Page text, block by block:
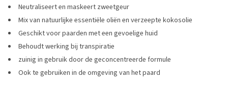
Neutraliseert en maskeert zweetgeur
Mix van natuurlijke essentiële oliën en verzeepte kokosolie
Geschikt voor paarden met een gevoelige huid
Behoudt werking bij transpiratie
zuinig in gebruik door de geconcentreerde formule
Ook te gebruiken in de omgeving van het paard